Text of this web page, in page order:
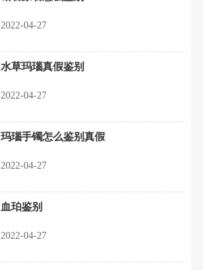
2022-04-27
水草玛瑙真假鉴别
2022-04-27
玛瑙手镯怎么鉴别真假
2022-04-27
血珀鉴别
2022-04-27